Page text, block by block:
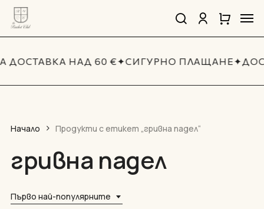
Skip
main
search account
Количка
Cart
ДОСТАВКА НАД 60 €✦СИГУРНО ПЛАЩАНЕ✦
Начало Продукти с етикет „гривна падел“
гривна падел
Първо най-популярните